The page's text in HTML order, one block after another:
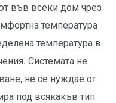
във всеки дом чрез
температура
температура в
Системата не
не се нуждае от
под всякакъв тип